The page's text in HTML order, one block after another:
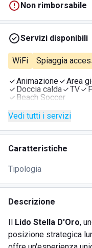
Non rimborsabile
Servizi disponibili
WiFi Spiaggia
Animazione Area
Doccia calda
TV
Beach Soccer
Vedi tutti i servizi
Caratteristiche
Tipologia
Descrizione
Il Lido Stella D'Oro,
posizione strategica